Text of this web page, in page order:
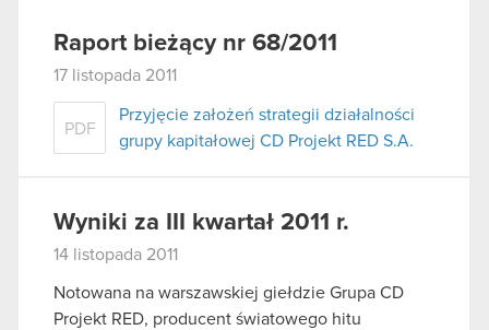
Raport bieżący nr 68/2011
17 listopada 2011
PDF
Przyjęcie założeń strategii działalności
grupy kapitałowej CD Projekt RED S.A.
Wyniki za III kwartał 2011 r.
14 listopada 2011
Notowana na warszawskiej giełdzie Grupa CD
Projekt RED, producent światowego hitu